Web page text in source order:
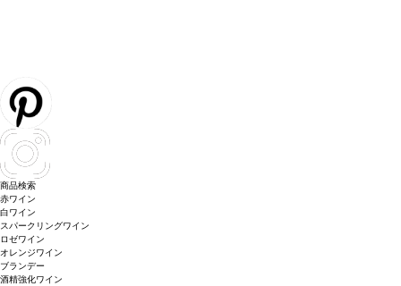
商品検索
赤ワイン
白ワイン
スパークリングワイン
ロゼワイン
オレンジワイン
ブランデー
酒精強化ワイン